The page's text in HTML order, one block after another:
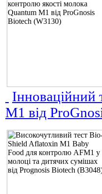
Інноваційний
M1 від